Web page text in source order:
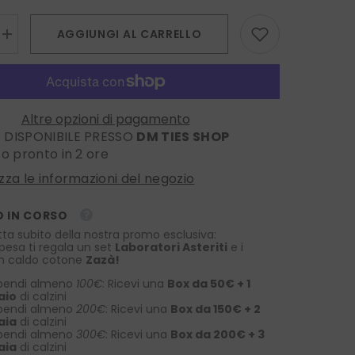
Aumenta
quantità
già
seta
-
Elettrico
Bianchi
AGGIUNGI AL CARRELLO
Altre opzioni di pagamento
DISPONIBILE PRESSO DM TIES SHOP
pronto in 2 ore
le informazioni del negozio
IN CORSO
subito della nostra promo esclusiva:
ti regala un set Laboratori Asteriti e i
caldo cotone Zazà!
almeno 100€: Ricevi una Box da 50€ + 1
di calzini
almeno200€: Ricevi una Box da 150€ + 2
di calzini
almeno 300€: Ricevi una Box da 200€ + 3
di calzini